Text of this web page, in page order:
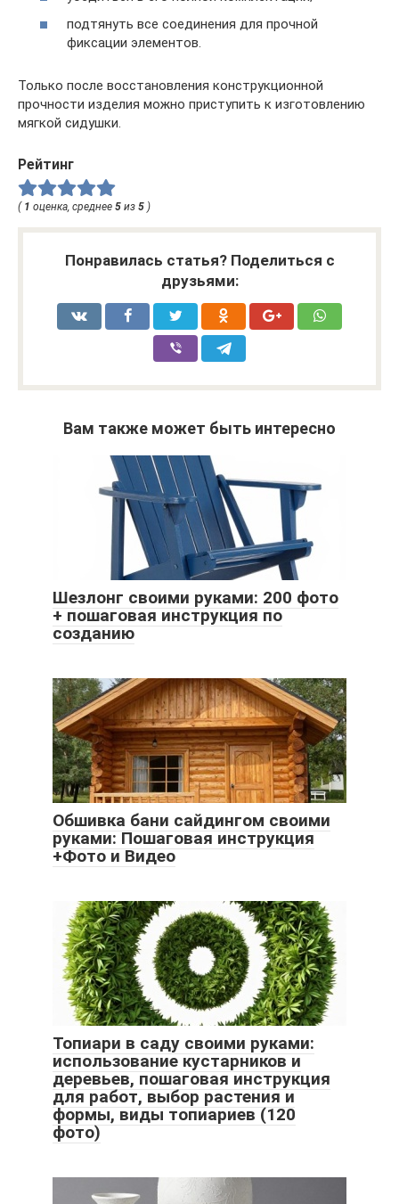
подтянуть все соединения для прочной
фиксации элементов.
Только после восстановления конструкционной
прочности изделия можно приступить к изготовлению
мягкой сидушки.
Рейтинг
( 1 оценка, среднее 5 из 5 )
Понравилась статья? Поделиться с
друзьями:
Вам также может быть интересно
Шезлонг своими руками: 200 фото
+ пошаговая инструкция по
созданию
Обшивка бани сайдингом своими
руками: Пошаговая инструкция
+Фото и Видео
Топиари в саду своими руками:
использование кустарников и
деревьев, пошаговая инструкция
для работ, выбор растения и
формы, виды топиариев (120
фото)